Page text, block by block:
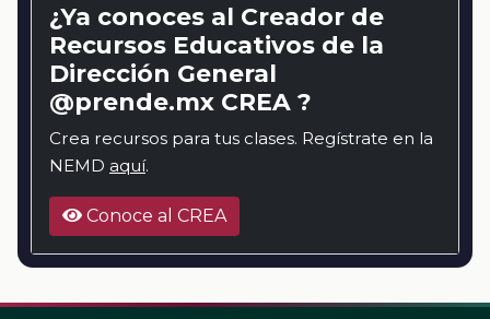
¿Ya conoces al Creador de
Recursos Educativos de la
Dirección General
@prende.mx CREA ?
Crea recursos para tus clases. Regístrate en la
NEMD aquí.
Conoce al CREA